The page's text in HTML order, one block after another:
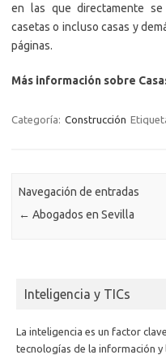
en las que directamente
casetas o incluso casas y
páginas.
Más información sobre
Categoría: Construcción
Navegación de entradas
← Abogados en Sevilla
Inteligencia y TICs
La inteligencia es un factor
tecnologías de la información y